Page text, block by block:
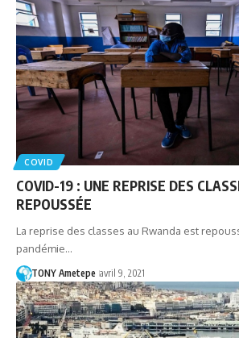
COVID
COVID-19 : UNE REPRISE DES
REPOUSSÉE
La reprise des classes au Rwanda est
pandémie…
TONY Ametepe avril 9, 2021